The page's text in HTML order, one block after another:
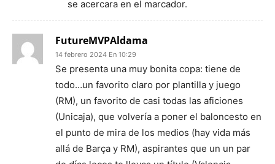
se acercara en el marcador.
FutureMVPAldama
14 febrero 2024 En 10:29
Se presenta una muy bonita copa: tiene de
todo…un favorito claro por plantilla y juego
(RM), un favorito de casi todas las aficiones
(Unicaja), que volvería a poner el baloncesto en
el punto de mira de los medios (hay vida más
allá de Barça y RM), aspirantes que un un par